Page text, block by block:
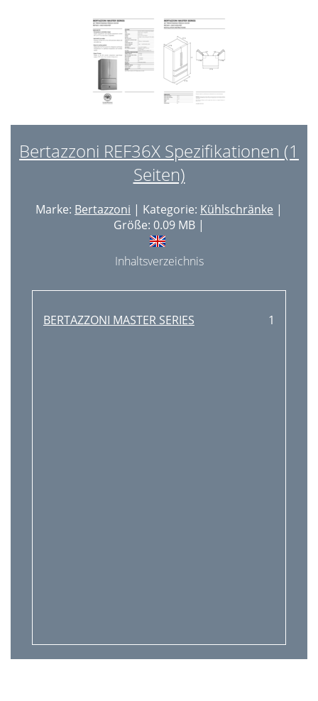
Bertazzoni REF36X Spezifikationen (1
Seiten)
Marke: Bertazzoni | Kategorie: Kühlschränke |
Größe: 0.09 MB |
Inhaltsverzeichnis
BERTAZZONI MASTER SERIES 1